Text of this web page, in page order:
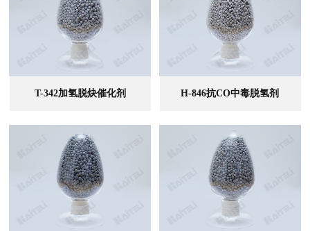
T-342加氢脱炔催化剂
查看全部
H-846抗CO中毒脱氢剂
查看全部